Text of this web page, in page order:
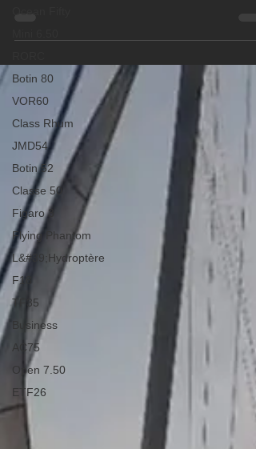
Botin 80
VOR60
Class Rhum
JMD54
Botin 52
Classe 50
Figaro 3
Flying Phantom
L&#39;Hydroptère
F18
TF35
Business
AC75
Open 7.50
ETF26